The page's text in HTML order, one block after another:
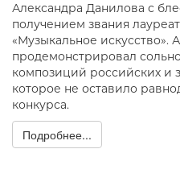
Александра Данилова с
получением звания
«Музыкальное искусство».
продемонстрировал
композиций российских и
которое не оставило
конкурса.
Подробнее...